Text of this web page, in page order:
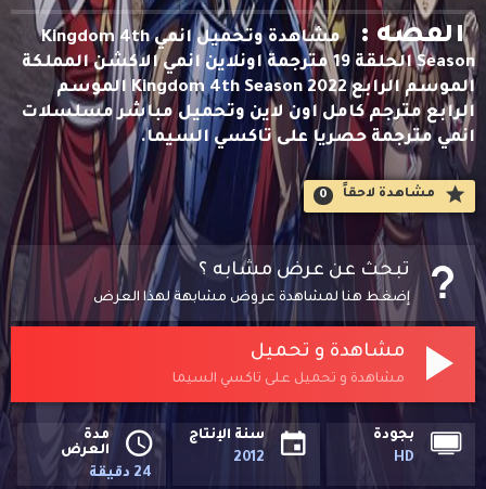
القصه :
مشاهدة وتحميل انمي Kingdom 4th
Season الحلقة 19 مترجمة اونلاين انمي الاكشن المملكة
الموسم الرابع Kingdom 4th Season 2022 الموسم
الرابع مترجم كامل اون لاين وتحميل مباشر مسلسلات
انمي مترجمة حصريا على تاكسي السيما.
مشاهدة لاحقاََ 0
تبحث عن عرض مشابه ؟
إضغط هنا لمشاهدة عروض مشابهة لهذا العرض
مشاهدة و تحميل
مشاهدة و تحميل على تاكسي السيما
بجودة
HD
سنة الإنتاج
2012
مدة
العرض
24 دقيقة